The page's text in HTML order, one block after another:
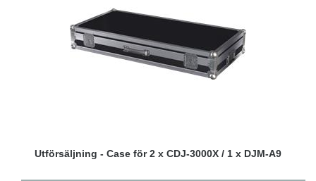
Utförsäljning - Case för 2 x CDJ-3000X / 1 x DJM-A9